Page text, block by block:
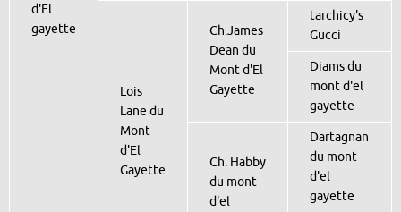
d'El
gayette
Lois
Lane du
Mont
d'El
Gayette
Ch.James
Dean du
Mont d'El
Gayette
tarchicy's
Gucci
Diams du
mont d'el
gayette
Ch. Habby
du mont
d'el
Dartagnan
du mont
d'el
gayette